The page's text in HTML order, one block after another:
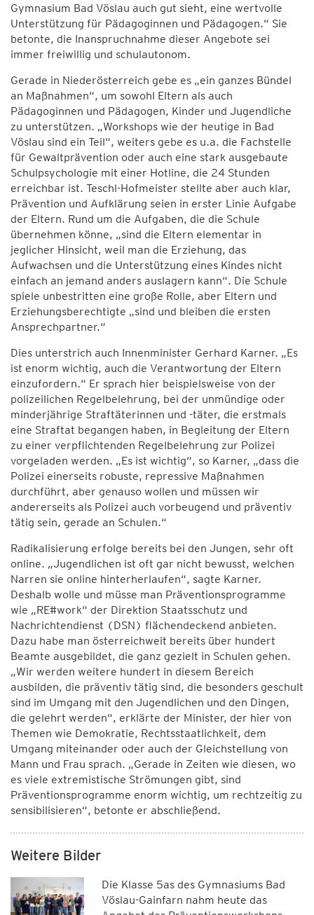
Gymnasium Bad Vöslau auch gut sieht, eine wertvolle
Unterstützung für Pädagoginnen und Pädagogen.“ Sie
betonte, die Inanspruchnahme dieser Angebote sei
immer freiwillig und schulautonom.
Gerade in Niederösterreich gebe es „ein ganzes Bündel
an Maßnahmen“, um sowohl Eltern als auch
Pädagoginnen und Pädagogen, Kinder und Jugendliche
zu unterstützen. „Workshops wie der heutige in Bad
Vöslau sind ein Teil“, weiters gebe es u.a. die Fachstelle
für Gewaltprävention oder auch eine stark ausgebaute
Schulpsychologie mit einer Hotline, die 24 Stunden
erreichbar ist. Teschl-Hofmeister stellte aber auch klar,
Prävention und Aufklärung seien in erster Linie Aufgabe
der Eltern. Rund um die Aufgaben, die die Schule
übernehmen könne, „sind die Eltern elementar in
jeglicher Hinsicht, weil man die Erziehung, das
Aufwachsen und die Unterstützung eines Kindes nicht
einfach an jemand anders auslagern kann“. Die Schule
spiele unbestritten eine große Rolle, aber Eltern und
Erziehungsberechtigte „sind und bleiben die ersten
Ansprechpartner.“
Dies unterstrich auch Innenminister Gerhard Karner. „Es
ist enorm wichtig, auch die Verantwortung der Eltern
einzufordern.“ Er sprach hier beispielsweise von der
polizeilichen Regelbelehrung, bei der unmündige oder
minderjährige Straftäterinnen und -täter, die erstmals
eine Straftat begangen haben, in Begleitung der Eltern
zu einer verpflichtenden Regelbelehrung zur Polizei
vorgeladen werden. „Es ist wichtig“, so Karner, „dass die
Polizei einerseits robuste, repressive Maßnahmen
durchführt, aber genauso wollen und müssen wir
andererseits als Polizei auch vorbeugend und präventiv
tätig sein, gerade an Schulen.“
Radikalisierung erfolge bereits bei den Jungen, sehr oft
online. „Jugendlichen ist oft gar nicht bewusst, welchen
Narren sie online hinterherlaufen“, sagte Karner.
Deshalb wolle und müsse man Präventionsprogramme
wie „RE#work“ der Direktion Staatsschutz und
Nachrichtendienst (DSN) flächendeckend anbieten.
Dazu habe man österreichweit bereits über hundert
Beamte ausgebildet, die ganz gezielt in Schulen gehen.
„Wir werden weitere hundert in diesem Bereich
ausbilden, die präventiv tätig sind, die besonders geschult
sind im Umgang mit den Jugendlichen und den Dingen,
die gelehrt werden“, erklärte der Minister, der hier von
Themen wie Demokratie, Rechtsstaatlichkeit, dem
Umgang miteinander oder auch der Gleichstellung von
Mann und Frau sprach. „Gerade in Zeiten wie diesen, wo
es viele extremistische Strömungen gibt, sind
Präventionsprogramme enorm wichtig, um rechtzeitig zu
sensibilisieren“, betonte er abschließend.
Weitere Bilder
Die Klasse 5as des Gymnasiums Bad
Vöslau-Gainfarn nahm heute das